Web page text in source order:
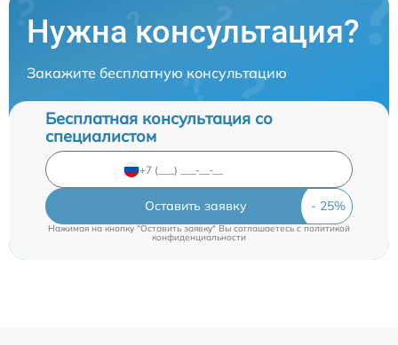
Нужна консультация?
Закажите бесплатную консультацию
Бесплатная консультация со
специалистом
Оставить заявку
Нажимая на кнопку "Оставить заявку" Вы соглашаетесь c политикой
конфиденциальности